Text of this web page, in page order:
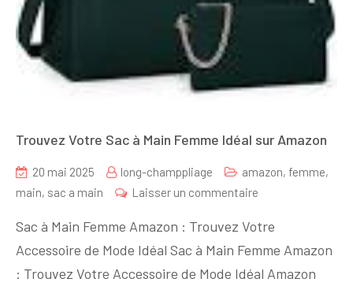
Trouvez Votre Sac à Main Femme Idéal sur Amazon
20 mai 2025 long-champpliage amazon, femme,
main, sac a main Laisser un commentaire
Votre
Sac
à
Sac à Main Femme Amazon : Trouvez Votre
Accessoire de Mode Idéal Sac à Main Femme Amazon
: Trouvez Votre Accessoire de Mode Idéal Amazon